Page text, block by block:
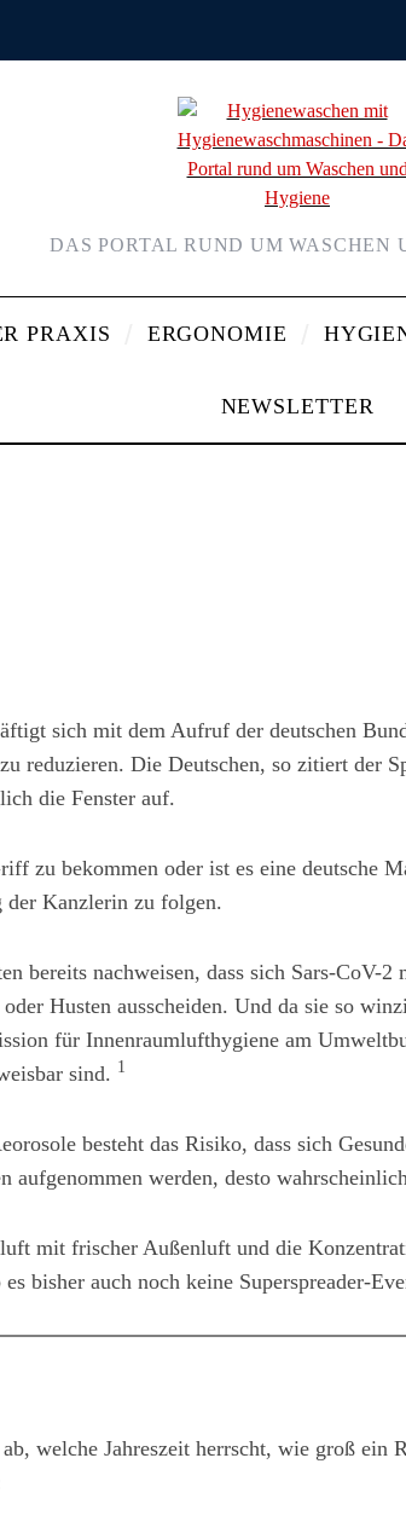
DAS PORTAL RUND UM WASCHEN
PRAXIS ERGONOMIE
NEWSLETTER
sich mit dem Aufruf der deutschen
reduzieren. Die Deutschen, so zitiert der
die Fenster auf.
zu bekommen oder ist es eine deutsche
der Kanzlerin zu folgen.
bereits nachweisen, dass sich Sars-
Husten ausscheiden. Und da sie so
für Innenraumlufthygiene am
sind. 1
besteht das Risiko, dass sich
aufgenommen werden, desto
mit frischer Außenluft und die
bisher auch noch keine Superspreader-
welche Jahreszeit herrscht, wie groß